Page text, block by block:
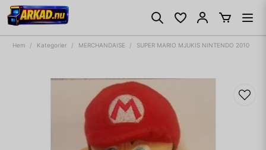
Hem Kategorier MERCHANDAISE SUPER MARIO MJUKIS NINTENDO 2010